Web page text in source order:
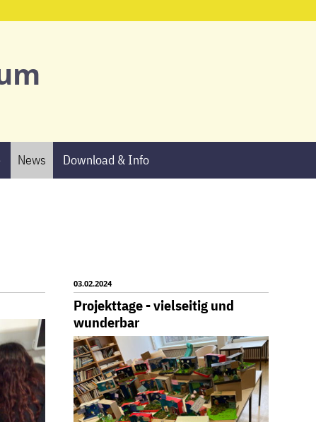
News Download & Info
03.02.2024
Projekttage - vielseitig und
wunderbar